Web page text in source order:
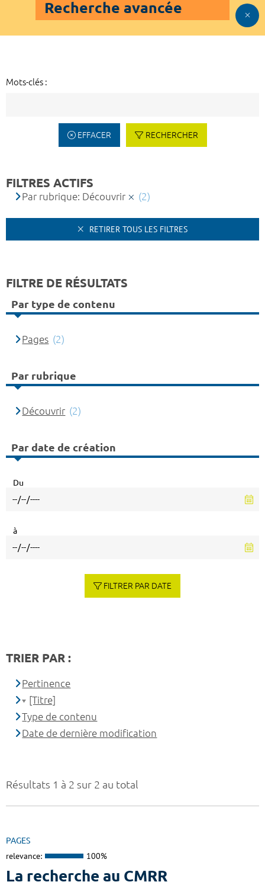
Recherche avancée
Mots-clés :
EFFACER RECHERCHER
Résultats 1 à 2 sur 2 au total
PAGES
relevance: 100%
La recherche au CMRR
FILTRES ACTIFS
Par rubrique: Découvrir (2)
RETIRER TOUS LES FILTRES
FILTRE DE RÉSULTATS
Par type de contenu
Pages (2)
Par rubrique
Découvrir (2)
Par date de création
Du
à
FILTRER PAR DATE
TRIER PAR :
Pertinence
[Titre]
Type de contenu
Date de dernière modification